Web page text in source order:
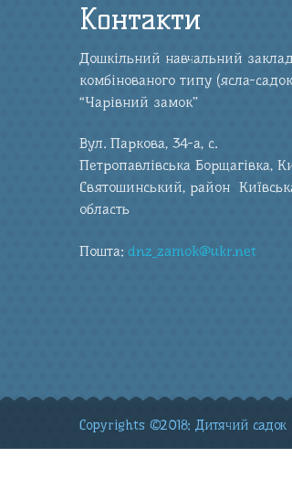
Контакти
Дошкільний навчальний
комбінованого типу (ясла-
“Чарівний замок”
Вул. Паркова, 34-а, с.
Петропавлівська Борщагівка,
Святошинський, район
область
Пошта: dnz_zamok@ukr.net
Copyrights ©2018: Дитячий